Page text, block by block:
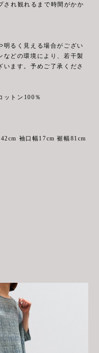
れ観れるまで時間がかか
るく見える場合がござい
などの環境により、若干製
ます。予めご了承くださ
トン100％
袖口幅17cm 裾幅81cm